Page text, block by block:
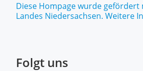
Diese Hompage wurde
Landes Niedersachsen. Weitere
Folgt uns